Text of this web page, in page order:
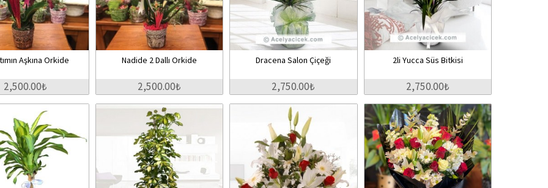
Aşkına Orkide
2,500.00₺
Nadide 2 Dallı Orkide
2,500.00₺
Dracena Salon Çiçeği
2,750.00₺
2li Yucca Süs Bitkisi
2,750.00₺